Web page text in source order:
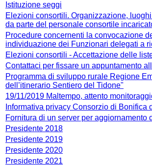
Istituzione seggi
Elezioni consortili. Organizzazione,
da parte del personale consortile
Procedure concernenti la convocazione
individuazione dei Funzionari delegati a
Elezioni consortili - Accettazione delle
Contattaci per fissare un appuntamento
Programma di sviluppo rurale Regione
dell’itinerario Sentiero del Tidone"
19/11/2019 Maltempo, attento
Informativa privacy Consorzio di Bonifica
Fornitura di un server per aggiornamento
Presidente 2018
Presidente 2019
Presidente 2020
Presidente 2021